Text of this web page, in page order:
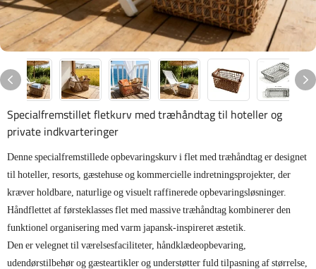
Specialfremstillet fletkurv med træhåndtag til hoteller og
private indkvarteringer
Denne specialfremstillede opbevaringskurv i flet med træhåndtag er designet
til hoteller, resorts, gæstehuse og kommercielle indretningsprojekter, der
kræver holdbare, naturlige og visuelt raffinerede opbevaringsløsninger.
Håndflettet af førsteklasses flet med massive træhåndtag kombinerer den
funktionel organisering med varm japansk-inspireret æstetik.
Den er velegnet til værelsesfaciliteter, håndklædeopbevaring,
udendørstilbehør og gæsteartikler og understøtter fuld tilpasning af størrelse,